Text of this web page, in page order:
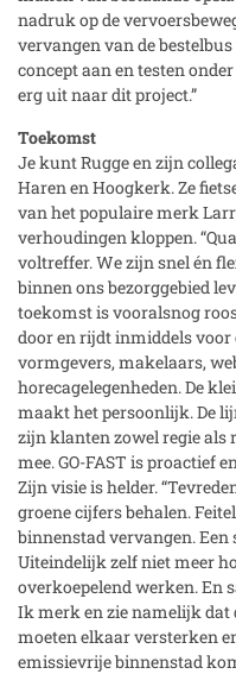
nadruk op de
vervangen van de
concept aan en testen
erg uit naar dit project.”
Toekomst
Je kunt Rugge en zijn
Haren en Hoogkerk. Ze
van het populaire merk
verhoudingen kloppen.
voltreffer. We zijn snel én
binnen ons bezorggebied
toekomst is vooralsnog
door en rijdt inmiddels
vormgevers, makelaars,
horecagelegenheden. De
maakt het persoonlijk. De
zijn klanten zowel regie als
mee. GO-FAST is proactief
Zijn visie is helder.
groene cijfers behalen.
binnenstad vervangen.
Uiteindelijk zelf niet meer
overkoepelend werken. En
Ik merk en zie namelijk dat
moeten elkaar versterken
emissievrije binnenstad